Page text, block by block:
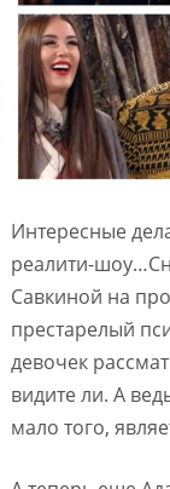
Интересные
реалити-
Савкиной на
престарелый
девочек
видите ли. А
мало того,